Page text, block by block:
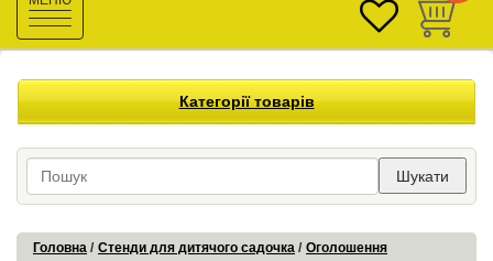
Toggle
navigation
Категорії товарів
Шукати
Головна Стенди для дитячого садочка Оголошення